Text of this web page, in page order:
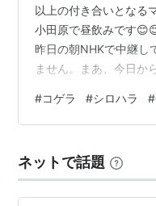
以上の付き合いとなる
小田原で昼飲みです
昨日の朝NHKで中継し
ません。まあ、今日か
ッと変わるのですが、
塚市総合公園の桜の開
ていない場所は全然咲
ちです。 満開になる
#コゲラ #シロハラ #
ネットで話題